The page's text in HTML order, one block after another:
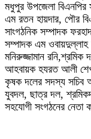
মধুপুর উপজেলা বিএনপির
এম রতন হায়দার, পৌর
সাংগঠনিক সম্পাদক
সম্পাদক এম ওবায়দুল্লাহ
মনিরুজ্জামান রনি,শ্রমিক
আহবায়ক হযরত আলী
কৃষক দলের সদস্য সচিব
যুবদল, ছাত্র দল,
সহযোগী সংগঠনের নেতা